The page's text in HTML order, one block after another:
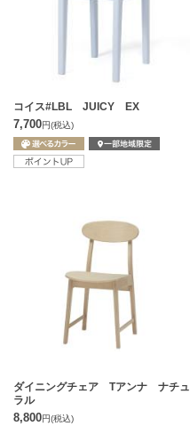
コイス#LBL JUICY EX
7,700円(税込)
ダイニングチェア Tアンナ ナチュ
ラル
8,800円(税込)